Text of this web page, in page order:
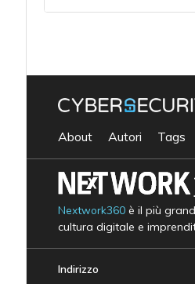
About Autori Tags
Nextwork360è il più
cultura digitale e
Indirizzo